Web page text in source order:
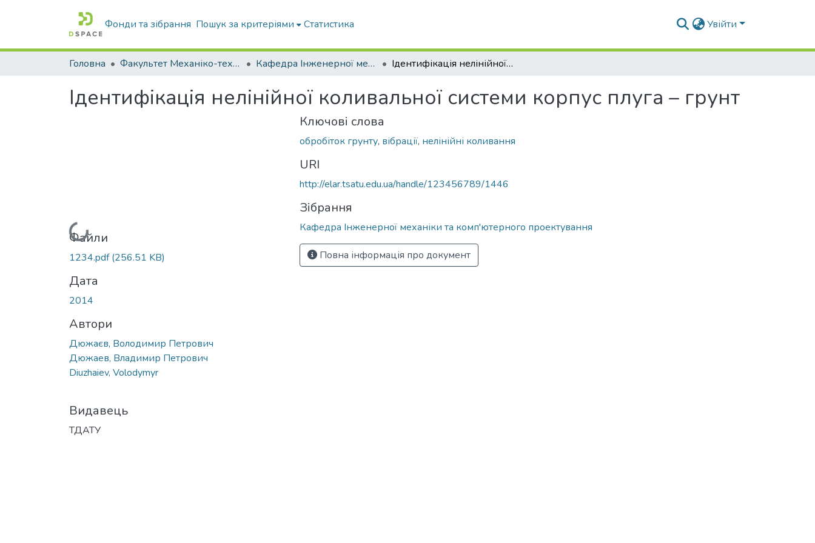
Фонди та зібрання Пошук за критеріями Статистика Увійти
Головна Факультет Механіко-технологічний Кафедра Інженерної механіки та комп'ютерного проектування Ідентифікація нелінійної коливальної системи корпус плуга – грунт
Ідентифікація нелінійної коливальної системи корпус плуга – грунт
Вантажиться...
Файли
1234.pdf(256.51 KB)
Дата
2014
Автори
Дюжаєв, Володимир Петрович
Дюжаев, Владимир Петрович
Diuzhaiev, Volodymyr
Видавець
ТДАТУ
Ключові слова
обробіток грунту, вібрації, нелінійні коливання
URI
http://elar.tsatu.edu.ua/handle/123456789/1446
Зібрання
Кафедра Інженерної механіки та комп'ютерного проектування
Повна інформація про документ